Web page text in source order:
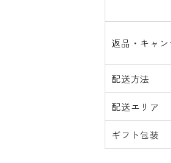
返品・キャン
配送方法
配送エリア
ギフト包装